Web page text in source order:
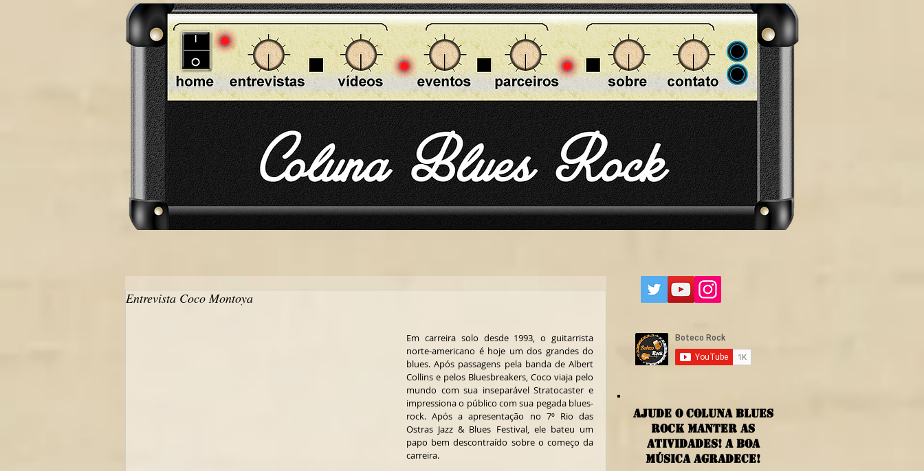
Entrevista Coco Montoya
Em carreira solo desde 1993, o guitarrista
norte-americano é hoje um dos grandes do
blues. Após passagens pela banda de Albert
Collins e pelos Bluesbreakers, Coco viaja pelo
mundo com sua inseparável Stratocaster e
impressiona o público com sua pegada blues-
rock. Após a apresentação no 7º Rio das
Ostras Jazz & Blues Festival, ele bateu um
papo bem descontraído sobre o começo da
carreira.
ajude o coluna blues
rock manter as
atividades! a boa
música agradece!